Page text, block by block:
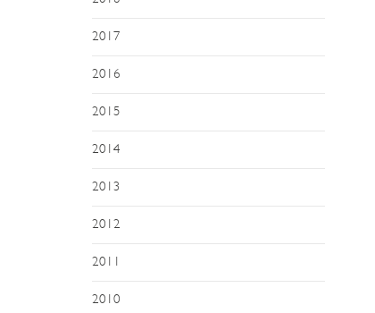
2017
2016
2015
2014
2013
2012
2011
2010